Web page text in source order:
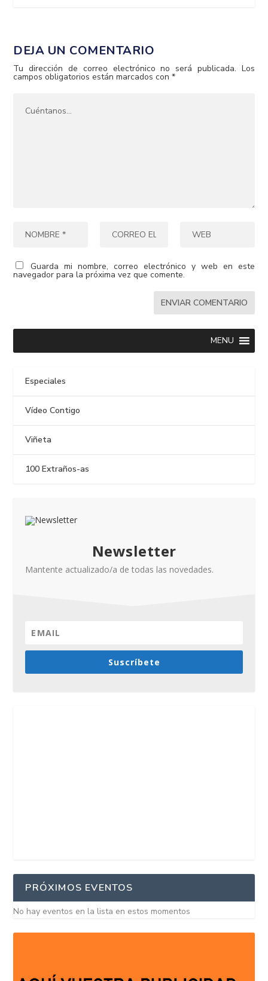
DEJA UN COMENTARIO
Tu dirección de correo electrónico no será publicada. Los
campos obligatorios están marcados con*
Guarda mi nombre, correo electrónico y web en este
navegador para la próxima vez que comente.
MENU
Especiales
Vídeo Contigo
Viñeta
100 Extraños-as
Newsletter
Mantente actualizado/a de todas las novedades.
Suscríbete
PRÓXIMOS EVENTOS
No hay eventos en la lista en estos momentos